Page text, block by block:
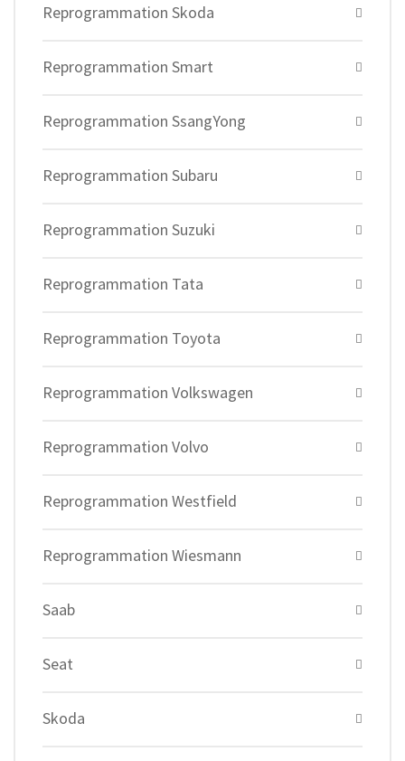
Reprogrammation Skoda
Reprogrammation Smart
Reprogrammation SsangYong
Reprogrammation Subaru
Reprogrammation Suzuki
Reprogrammation Tata
Reprogrammation Toyota
Reprogrammation Volkswagen
Reprogrammation Volvo
Reprogrammation Westfield
Reprogrammation Wiesmann
Saab
Seat
Skoda